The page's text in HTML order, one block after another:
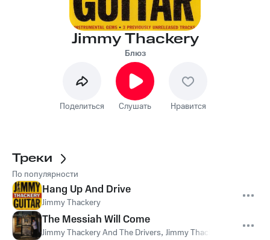
Jimmy Thackery
Блюз
Поделиться Слушать Нравится
Треки
По популярности
Hang Up And Drive
Jimmy Thackery
The Messiah Will Come
Jimmy Thackery And The Drivers, Jimmy Thackery